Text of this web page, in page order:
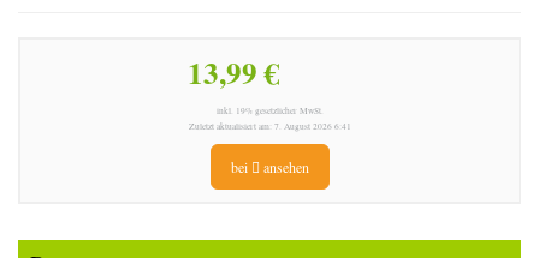
13,99 €
inkl. 19% gesetzlicher MwSt.
Zuletzt aktualisiert am: 7. August 2026 6:41
bei ansehen